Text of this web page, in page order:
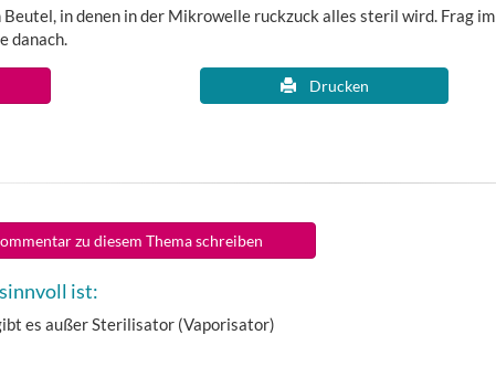
Beutel, in denen in der Mikrowelle ruckzuck alles steril wird. Frag im
danach.
Drucken
zu diesem Thema schreiben
ist:
es außer Sterilisator (Vaporisator)